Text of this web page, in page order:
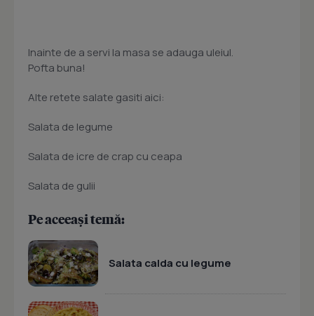
Inainte de a servi la masa se adauga uleiul.
Pofta buna!
Alte retete salate gasiti aici:
Salata de legume
Salata de icre de crap cu ceapa
Salata de gulii
Pe aceeași temă:
Salata calda cu legume